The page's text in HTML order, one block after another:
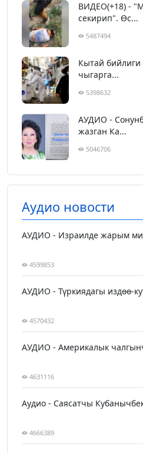
ВИДЕО(+18) -
секирип". Өс...
5487494
Кытай бийлиги
чыгарга...
5398632
АУДИО -
жазган Ка...
5046706
Аудио новости
АУДИО - Израилде жарым
4599853
АУДИО - Түркиядагы издөө-
4570432
АУДИО - Америкалык
4631116
Аудио - Саясатчы
4666389